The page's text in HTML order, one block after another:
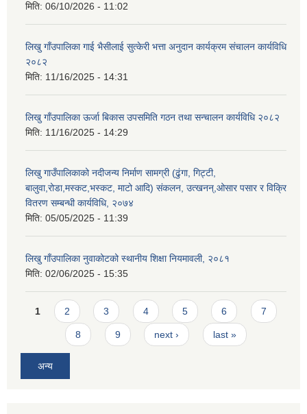
मिति: 06/10/2026 - 11:02
लिखु गाँउपालिका गाई भैसीलाई सुत्केरी भत्ता अनुदान कार्यक्रम संचालन कार्यविधि
२०८२
मिति: 11/16/2025 - 14:31
लिखु गाँउपालिका ऊर्जा बिकास उपसमिति गठन तथा सन्चालन कार्यविधि २०८२
मिति: 11/16/2025 - 14:29
लिखु गाउँपालिकाको नदीजन्य निर्माण सामग्री (ढुंगा, गिट्टी,
बालुवा,रोडा,मस्कट,भस्कट, माटो आदि) संकलन, उत्खनन्,ओसार पसार र विक्रि
वितरण सम्बन्धी कार्यविधि, २०७४
मिति: 05/05/2025 - 11:39
लिखु गाँउपालिका नुवाकोटको स्थानीय शिक्षा नियमावली, २०८१
मिति: 02/06/2025 - 15:35
Pages
1 2 3 4 5 6 7
8 9 next › last »
अन्य